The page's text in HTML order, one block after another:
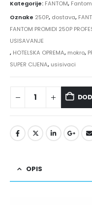
Kategorije: FANTOM,
Oznake 250P, dostava,
FANTOM PROMIDI 250P
USISAVANJE
, HOTELSKA OPREMA, mokro,
SUPER CIJENA, usisivaci
OPIS